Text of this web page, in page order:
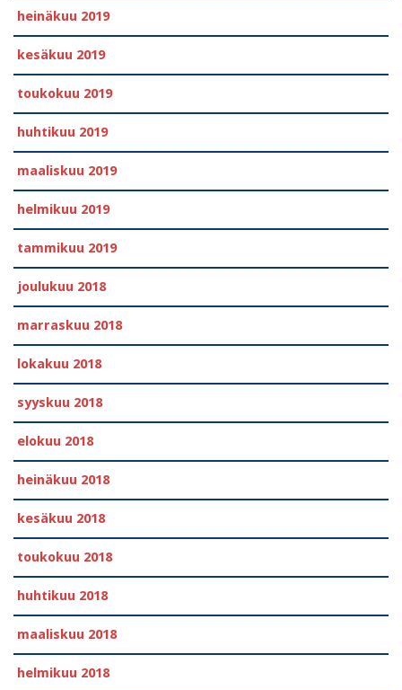
heinäkuu 2019
kesäkuu 2019
toukokuu 2019
huhtikuu 2019
maaliskuu 2019
helmikuu 2019
tammikuu 2019
joulukuu 2018
marraskuu 2018
lokakuu 2018
syyskuu 2018
elokuu 2018
heinäkuu 2018
kesäkuu 2018
toukokuu 2018
huhtikuu 2018
maaliskuu 2018
helmikuu 2018